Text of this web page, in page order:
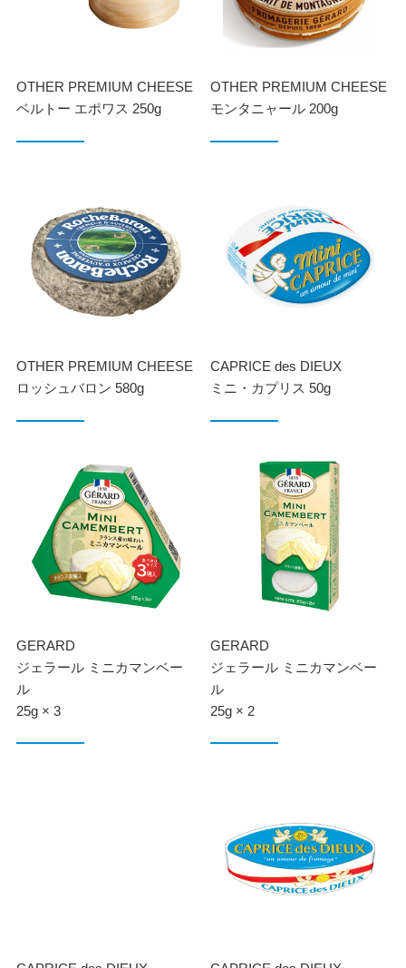
OTHER PREMIUM CHEESE
ベルトー エポワス 250g
OTHER PREMIUM CHEESE
モンタニャール 200g
OTHER PREMIUM CHEESE
ロッシュバロン 580g
CAPRICE des DIEUX
ミニ・カプリス 50g
GERARD
ジェラール ミニカマンベー
ル
25g × 3
GERARD
ジェラール ミニカマンベー
ル
25g × 2